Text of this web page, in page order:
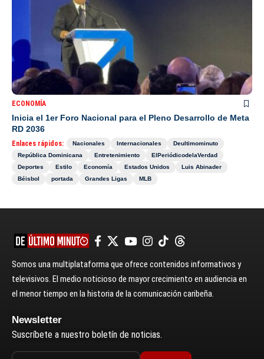
ECONOMÍA
Inicia el 1er Foro Nacional para el Pleno Desarrollo de Meta
RD 2036
Enlaces rápidos: Nacionales Internacionales
Deultimominuto
República Dominicana
Entretenimiento
ElPeriódicodelaVerdad
Deportes
Estilo Economía Estados Unidos
Luis Abinader
Béisbol
portada Grandes Ligas MLB
Somos una multiplataforma que ofrece contenidos informativos y
televisivos. El medio noticioso de mayor crecimiento en audiencia en
el menor tiempo en la historia de la comunicación caribeña.
Newsletter
Suscríbete a nuestro boletín de noticias.